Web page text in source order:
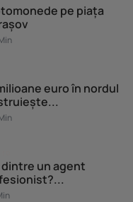
pe piața
euro în nordul
un agent